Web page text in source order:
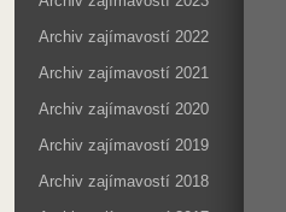
Archiv zajímavostí 2022
Archiv zajímavostí 2021
Archiv zajímavostí 2020
Archiv zajímavostí 2019
Archiv zajímavostí 2018